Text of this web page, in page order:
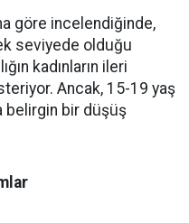
göre incelendiğinde,
seviyede olduğu
kadınların ileri
Ancak, 15-19 yaş
belirgin bir düşüş